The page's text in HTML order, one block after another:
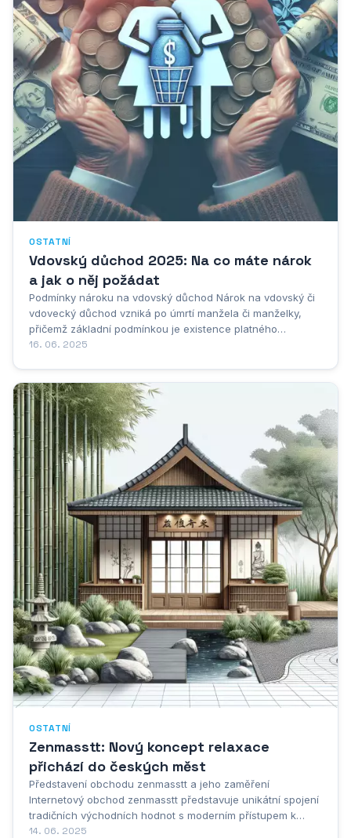
OSTATNÍ
Vdovský důchod 2025: Na co máte nárok
a jak o něj požádat
Podmínky nároku na vdovský důchod Nárok na vdovský či
vdovecký důchod vzniká po úmrtí manžela či manželky,
přičemž základní podmínkou je existence platného
manželství v době úmrtí. Důležité je zmínit, že registrované
16. 06. 2025
OSTATNÍ
Zenmasstt: Nový koncept relaxace
přichází do českých měst
Představení obchodu zenmasstt a jeho zaměření
Internetový obchod zenmasstt představuje unikátní spojení
tradičních východních hodnot s moderním přístupem k
wellness a osobní péči. Název zenmasstt vznikl spojením
14. 06. 2025